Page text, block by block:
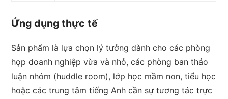
Ứng dụng thực tế
Sản phẩm là lựa chọn lý tưởng dành cho các phòng
họp doanh nghiệp vừa và nhỏ, các phòng ban thảo
luận nhóm (huddle room), lớp học mầm non, tiểu học
hoặc các trung tâm tiếng Anh cần sự tương tác trực